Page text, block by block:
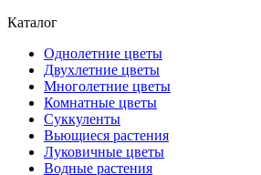
Каталог
Однолетние цветы
Двухлетние цветы
Многолетние цветы
Комнатные цветы
Суккуленты
Вьющиеся растения
Луковичные цветы
Водные растения